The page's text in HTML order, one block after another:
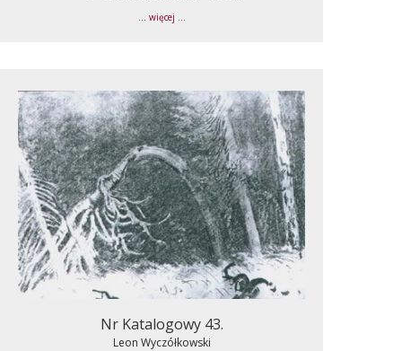
... więcej ...
Nr Katalogowy 43.
Leon Wyczółkowski